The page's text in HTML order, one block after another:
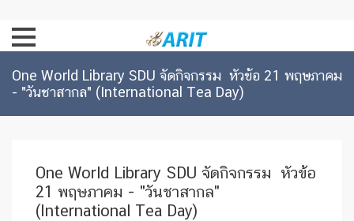
One World Library SDU จัดกิจกรรม หัวข้อ 21 พฤษภาคม
- "วันชาสากล" (International Tea Day)
One World Library SDU จัดกิจกรรม หัวข้อ
21 พฤษภาคม - "วันชาสากล"
(International Tea Day)